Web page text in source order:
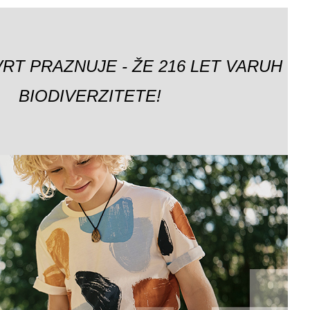
PRAZNUJE - ŽE 216 LET VARUH
BIODIVERZITETE!